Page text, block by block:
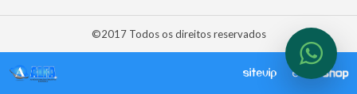
©2017 Todos os direitos reservados